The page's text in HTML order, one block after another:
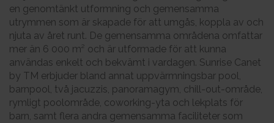
en genomtänkt utformning och gemensamma
utrymmen som är skapade för att umgås, koppla av och
njuta av året runt. De gemensamma områdena omfattar
mer än 6 000 m² och är utformade för att kunna
användas enkelt och bekvämt i vardagen. Sunrise Canet
by TM erbjuder bland annat uppvärmningsbar pool,
barnpool, två jacuzzis, panoramagym, chill-out-område,
rymligt poolområde, coworking-yta och lekplats för
barn, samt flera andra gemensamma faciliteter som